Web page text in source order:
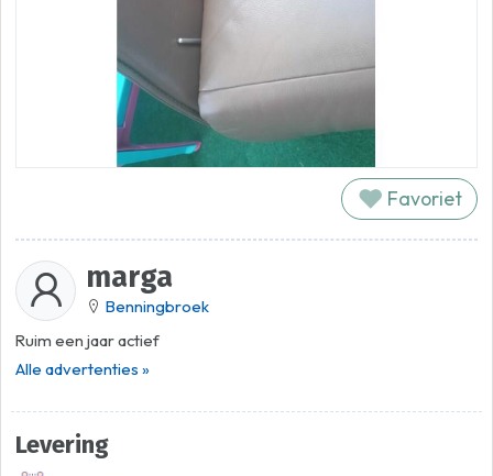
Favoriet
marga
Benningbroek
Ruim een jaar actief
Alle advertenties »
Levering